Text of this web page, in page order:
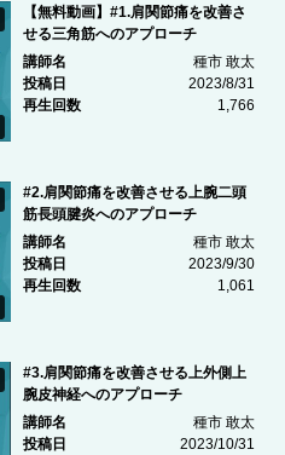
【無料動画】#1.肩関節痛を改善さ
せる三角筋へのアプローチ
講師名
種市 敢太
投稿日
2023/8/31
再生回数
1,766
#2.肩関節痛を改善させる上腕二頭
筋長頭腱炎へのアプローチ
講師名
種市 敢太
投稿日
2023/9/30
再生回数
1,061
#3.肩関節痛を改善させる上外側上
腕皮神経へのアプローチ
講師名
種市 敢太
投稿日
2023/10/31